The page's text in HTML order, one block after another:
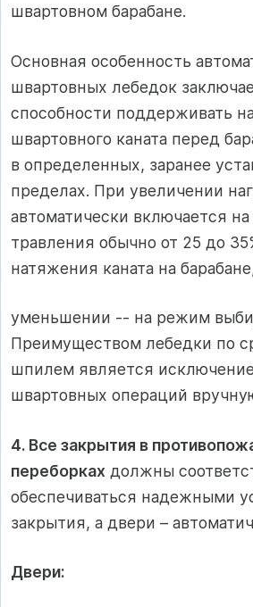
швартовном барабане.
Основная особенность
швартовных лебедок
способности поддерживать
швартовного каната перед
в определенных, заранее
пределах. При увеличении
автоматически включается
травления обычно от 25 до
натяжения каната на
уменьшении -- на режим
Преимуществом лебедки по
шпилем является
швартовных операций
4. Все закрытия в
переборках должны
обеспечиваться надежными
закрытия, а двери –
Двери: